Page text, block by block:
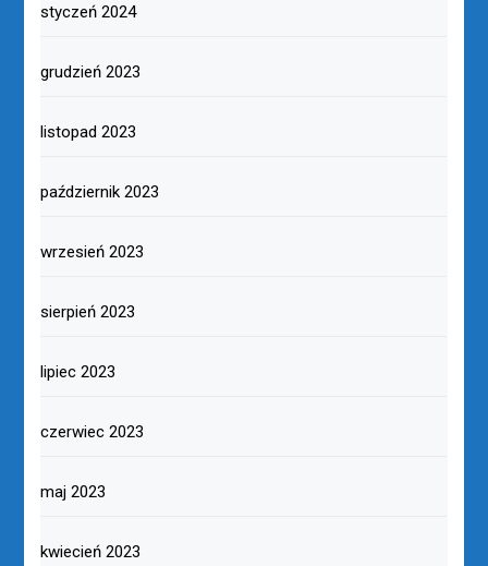
styczeń 2024
grudzień 2023
listopad 2023
październik 2023
wrzesień 2023
sierpień 2023
lipiec 2023
czerwiec 2023
maj 2023
kwiecień 2023